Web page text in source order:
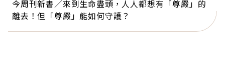
今周刊新書／來到生命盡頭，人人都想有「尊嚴」的
離去！但「尊嚴」能如何守護？